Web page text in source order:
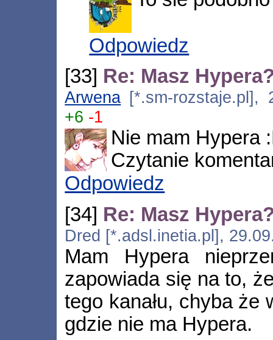
Odpowiedz
[33] Re: Masz
Arwena [*.sm-rozstaje.pl],
+6 -1
Nie mam Hypera
Czytanie
Odpowiedz
[34] Re: Masz
Dred [*.adsl.inetia.pl],
Mam Hypera
zapowiada się na to,
tego kanału, chyba że
gdzie nie ma Hypera.